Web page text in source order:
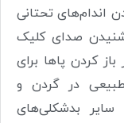
اندام‌های تحتانی
صدای کلیک
کردن پا‌ها برای
در گردن و
بدشکلی‌های